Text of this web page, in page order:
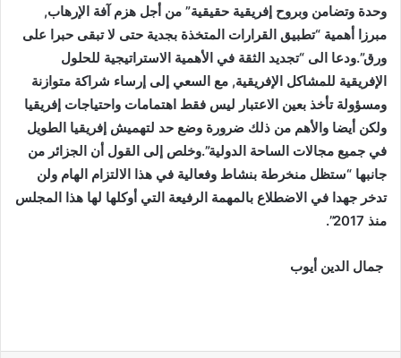
وحدة وتضامن وبروح إفريقية حقيقية” من أجل هزم آفة الإرهاب,
مبرزا أهمية “تطبيق القرارات المتخذة بجدية حتى لا تبقى حبرا على
ورق”.ودعا الى “تجديد الثقة في الأهمية الاستراتيجية للحلول
الإفريقية للمشاكل الإفريقية, مع السعي إلى إرساء شراكة متوازنة
ومسؤولة تأخذ بعين الاعتبار ليس فقط اهتمامات واحتياجات إفريقيا
ولكن أيضا والأهم من ذلك ضرورة وضع حد لتهميش إفريقيا الطويل
في جميع مجالات الساحة الدولية”.وخلص إلى القول أن الجزائر من
جانبها “ستظل منخرطة بنشاط وفعالية في هذا الالتزام الهام ولن
تدخر جهدا في الاضطلاع بالمهمة الرفيعة التي أوكلها لها هذا المجلس
منذ 2017”.
جمال الدين أيوب